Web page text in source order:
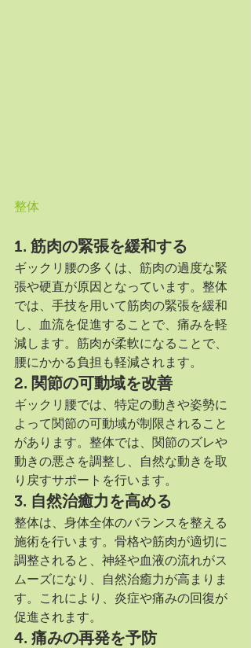
整体
1. 筋肉の緊張を緩和する
ギックリ腰の多くは、筋肉の過度な緊
張や硬直が原因となっています。整体
では、手技を用いて筋肉の緊張を緩和
し、血流を促進することで、痛みを軽
減します。筋肉が柔軟になることで、
腰にかかる負担も軽減されます。
2. 関節の可動域を改善
ギックリ腰では、特定の動きや姿勢に
よって関節の可動域が制限されること
があります。整体では、関節のズレや
動きの悪さを調整し、自然な動きを取
り戻すサポートを行います。
3. 自然治癒力を高める
整体は、身体全体のバランスを整える
施術を行います。骨格や筋肉が適切に
調整されると、神経や血液の流れがス
ムーズになり、自然治癒力が高まりま
す。これにより、炎症や痛みの回復が
促進されます。
4. 痛みの再発を予防